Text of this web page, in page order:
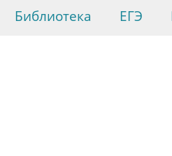
Библиотека ЕГЭ